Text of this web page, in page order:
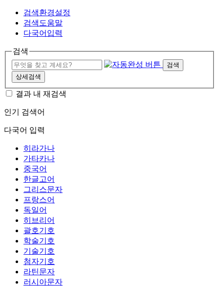
검색환경설정
검색도움말
다국어입력
검색
검색
상세검색
결과 내 재검색
인기 검색어
다국어 입력
히라가나
가타카나
중국어
한글고어
그리스문자
프랑스어
독일어
히브리어
괄호기호
학술기호
기술기호
첨자기호
라틴문자
러시아문자